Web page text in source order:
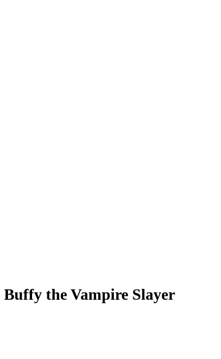
Buffy the Vampire Slayer